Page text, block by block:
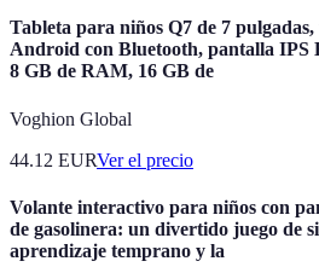
Tableta para niños Q7 de 7
Android con Bluetooth, pantalla IPS
8 GB de RAM, 16 GB de
Voghion Global
44.12 EURVer el precio
Volante interactivo para niños con
de gasolinera: un divertido juego de
aprendizaje temprano y la